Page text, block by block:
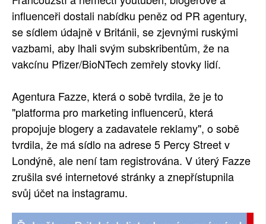
influenceři dostali nabídku peněz od PR agentury,
se sídlem údajně v Británii, se zjevnými ruskými
vazbami, aby lhali svým subskribentům, že na
vakcínu Pfizer/BioNTech zemřely stovky lidí.
Agentura Fazze, která o sobě tvrdila, že je to
"platforma pro marketing influencerů, která
propojuje blogery a zadavatele reklamy", o sobě
tvrdila, že má sídlo na adrese 5 Percy Street v
Londýně, ale není tam registrována. V úterý Fazze
zrušila své internetové stránky a znepřístupnila
svůj účet na instagramu.